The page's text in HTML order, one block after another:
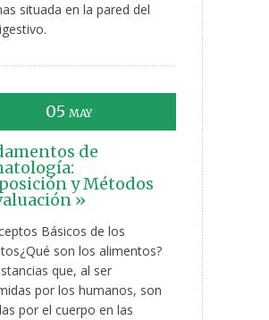
situada en la pared del
05 MAY
de
y Métodos
»
Básicos de los
son los alimentos?
que, al ser
por los humanos, son
por el cuerpo en las